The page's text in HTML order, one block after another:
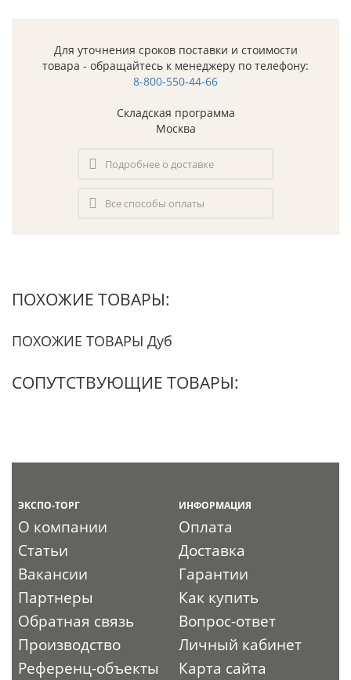
Для уточнения сроков поставки и стоимости
товара - обращайтесь к менеджеру по телефону:
8-800-550-44-66
Складская программа
Москва
Подробнее о доставке
Все способы оплаты
ПОХОЖИЕ ТОВАРЫ:
ПОХОЖИЕ ТОВАРЫ Дуб
СОПУТСТВУЮЩИЕ ТОВАРЫ:
ЭКСПО-ТОРГ
О компании
Статьи
Вакансии
Партнеры
Обратная связь
Производство
Референц-объекты
ИНФОРМАЦИЯ
Оплата
Доставка
Гарантии
Как купить
Вопрос-ответ
Личный кабинет
Карта сайта